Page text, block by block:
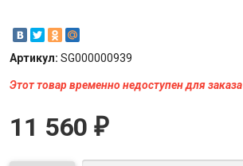
Артикул: SG000000939
Этот товар временно недоступен для заказа
11 560 ₽